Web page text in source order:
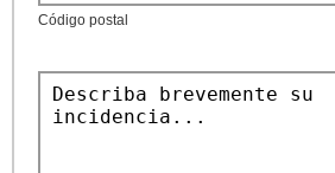
Código postal